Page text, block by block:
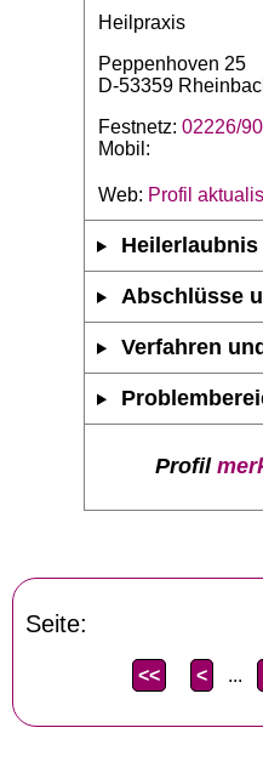
Heilpraxis
Peppenhoven 25
D-53359
Festnetz: 02226/
Mobil:
Web: Profil
Abschlüsse
Verfahren
Profil
Seite:
<< < ...